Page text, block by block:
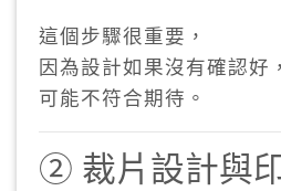
這個步驟很重要，
因為設計如果沒有確認好
可能不符合期待。
② 裁片設計與